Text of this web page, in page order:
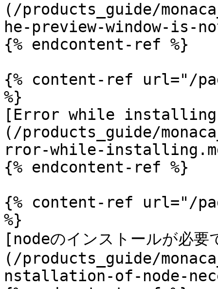
(/products_guide/
he-preview-window-is-
{% endcontent-ref %}
{% content-ref url="/
%}
[Error while
(/products_guide/
rror-while-
{% endcontent-ref %}
{% content-ref url="/
%}
[nodeのインストールが必要
(/products_guide/
nstallation-of-node-